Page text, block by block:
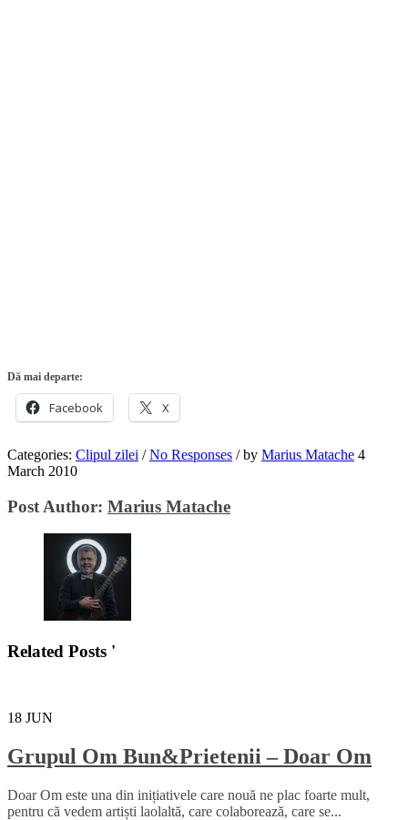
Dă mai departe:
Facebook X
Categories: Clipul zilei / No Responses /by Marius Matache 4
March 2010
Post Author: Marius Matache
Related Posts '
18 JUN
Grupul Om Bun&Prietenii – Doar Om
Doar Om este una din inițiativele care nouă ne plac foarte mult,
pentru că vedem artiști laolaltă, care colaborează, care se...